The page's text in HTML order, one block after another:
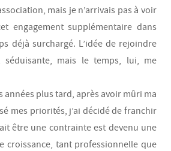
mais je n’arrivais pas à voir
engagement supplémentaire dans
déjà surchargé. L’idée de rejoindre
séduisante, mais le temps, lui, me
années plus tard, après avoir mûri ma
mes priorités, j’ai décidé de franchir
être une contrainte est devenu une
croissance, tant professionnelle que